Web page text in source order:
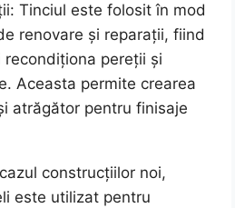
Tinciul este folosit în mod
renovare și reparații, fiind
pereții și
Aceasta permite crearea
atrăgător pentru finisaje
construcțiilor noi,
este utilizat pentru